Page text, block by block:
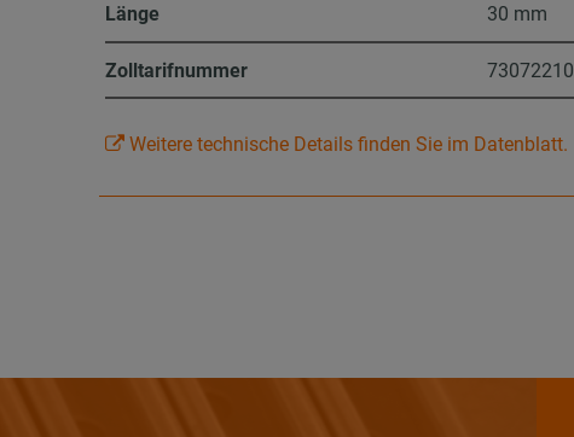
Länge 30 mm
Zolltarifnummer 73072210
Weitere technische Details finden Sie im Datenblatt.